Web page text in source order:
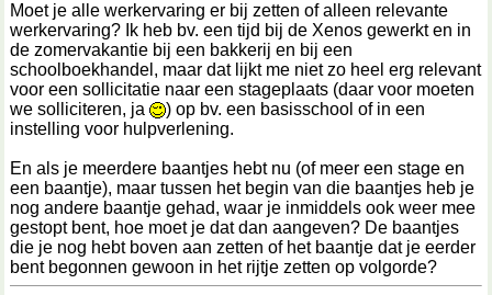
Moet je alle werkervaring er bij zetten of alleen relevante
werkervaring? Ik heb bv. een tijd bij de Xenos gewerkt en in
de zomervakantie bij een bakkerij en bij een
schoolboekhandel, maar dat lijkt me niet zo heel erg relevant
voor een sollicitatie naar een stageplaats (daar voor moeten
we solliciteren, ja
) op bv. een basisschool of in een
instelling voor hulpverlening.
En als je meerdere baantjes hebt nu (of meer een stage en
een baantje), maar tussen het begin van die baantjes heb je
nog andere baantje gehad, waar je inmiddels ook weer mee
gestopt bent, hoe moet je dat dan aangeven? De baantjes
die je nog hebt boven aan zetten of het baantje dat je eerder
bent begonnen gewoon in het rijtje zetten op volgorde?